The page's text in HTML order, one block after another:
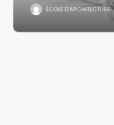
ÉCOLE D'ARCHITECTURE